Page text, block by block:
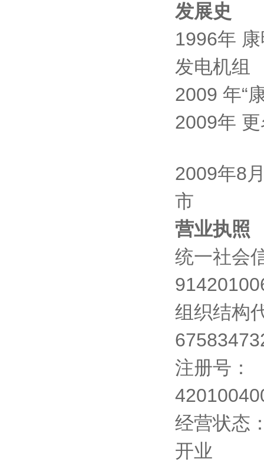
发展史
1996年
发电机组
2009 年“
2009年
2009年8
市
营业执照
统一社会
组织结构
注册号：
经营状态
开业